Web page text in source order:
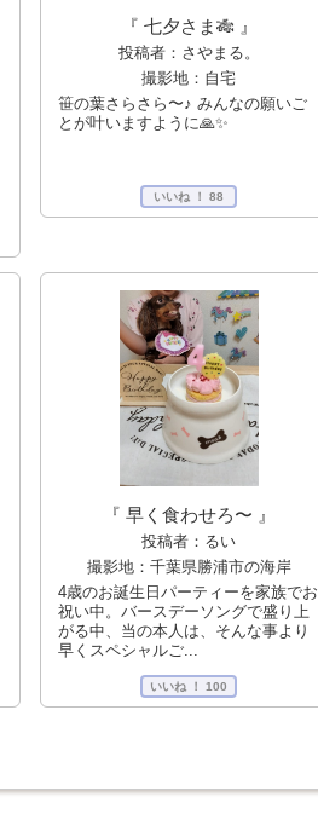
『 七夕さま🎋 』
投稿者：さやまる。
撮影地：自宅
笹の葉さらさら〜♪ みんなの願いご
とが叶いますように🙏✨
いいね ！ 88
『 早く食わせろ〜 』
投稿者：るい
撮影地：千葉県勝浦市の海岸
4歳のお誕生日パーティーを家族でお
祝い中。バースデーソングで盛り上
がる中、当の本人は、そんな事より
早くスペシャルご...
いいね ！ 100